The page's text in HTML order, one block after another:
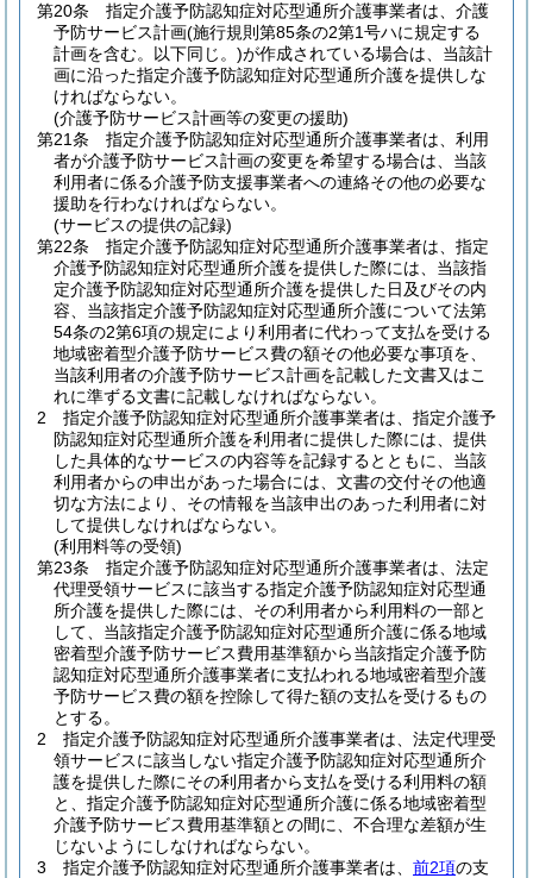
第20条
指定介護予防認知症対応型通所介護事業者は、介護
予防サービス計画(施行規則第85条の2第1号ハに規定する
計画を含む。以下同じ。)が作成されている場合は、当該計
画に沿った指定介護予防認知症対応型通所介護を提供しな
ければならない。
(介護予防サービス計画等の変更の援助)
第21条
指定介護予防認知症対応型通所介護事業者は、利用
者が介護予防サービス計画の変更を希望する場合は、当該
利用者に係る介護予防支援事業者への連絡その他の必要な
援助を行わなければならない。
(サービスの提供の記録)
第22条
指定介護予防認知症対応型通所介護事業者は、指定
介護予防認知症対応型通所介護を提供した際には、当該指
定介護予防認知症対応型通所介護を提供した日及びその内
容、当該指定介護予防認知症対応型通所介護について法第
54条の2第6項の規定により利用者に代わって支払を受ける
地域密着型介護予防サービス費の額その他必要な事項を、
当該利用者の介護予防サービス計画を記載した文書又はこ
れに準ずる文書に記載しなければならない。
2
指定介護予防認知症対応型通所介護事業者は、指定介護予
防認知症対応型通所介護を利用者に提供した際には、提供
した具体的なサービスの内容等を記録するとともに、当該
利用者からの申出があった場合には、文書の交付その他適
切な方法により、その情報を当該申出のあった利用者に対
して提供しなければならない。
(利用料等の受領)
第23条
指定介護予防認知症対応型通所介護事業者は、法定
代理受領サービスに該当する指定介護予防認知症対応型通
所介護を提供した際には、その利用者から利用料の一部と
して、当該指定介護予防認知症対応型通所介護に係る地域
密着型介護予防サービス費用基準額から当該指定介護予防
認知症対応型通所介護事業者に支払われる地域密着型介護
予防サービス費の額を控除して得た額の支払を受けるもの
とする。
2
指定介護予防認知症対応型通所介護事業者は、法定代理受
領サービスに該当しない指定介護予防認知症対応型通所介
護を提供した際にその利用者から支払を受ける利用料の額
と、指定介護予防認知症対応型通所介護に係る地域密着型
介護予防サービス費用基準額との間に、不合理な差額が生
じないようにしなければならない。
3
指定介護予防認知症対応型通所介護事業者は、 前2項の支